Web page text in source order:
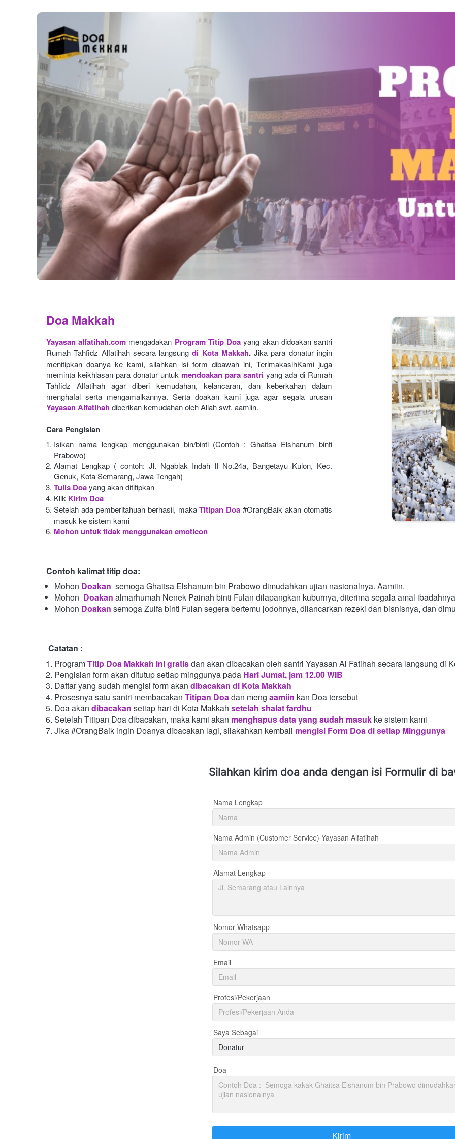
Doa Makkah
Yayasan alfatihah.com mengadakan Program Titip Doa yang akan didoakan santri
Rumah Tahfidz Alfatihah secara langsung di Kota Makkah. Jika para donatur ingin
menitipkan doanya ke kami, silahkan isi form dibawah ini, TerimakasihKami juga
meminta keikhlasan para donatur untuk mendoakan para santri yang ada di Rumah
Tahfidz Alfatihah agar diberi kemudahan, kelancaran, dan keberkahan dalam
menghafal serta mengamalkannya. Serta doakan kami juga agar segala urusan
Yayasan Alfatihah diberikan kemudahan oleh Allah swt. aamiin.
Cara Pengisian
Isikan nama lengkap menggunakan bin/binti (Contoh : Ghaitsa Elshanum binti
Prabowo)
Alamat Lengkap ( contoh: Jl. Ngablak Indah II No.24a, Bangetayu Kulon, Kec.
Genuk, Kota Semarang, Jawa Tengah)
Tulis Doayang akan dititipkan
Klik Kirim Doa
Setelah ada pemberitahuan berhasil, maka Titipan Doa #OrangBaik akan otomatis
masuk ke sistem kami
Mohon untuk tidak menggunakan emoticon
Contoh kalimat titip doa:
Mohon Doakan semoga Ghaitsa Elshanum bin Prabowo dimudahkan ujian nasionalnya. Aamiin.
Mohon Doakan almarhumah Nenek Painah binti Fulan dilapangkan kuburnya, diterima segala amal
Mohon Doakan semoga Zulfa binti Fulan segera bertemu jodohnya, dilancarkan rezeki dan bisnisnya, dan
Catatan :
ProgramTitip Doa Makkah ini gratisdan akan dibacakan oleh santri Yayasan Al Fatihah secara langsung di
Pengisian form akan ditutup setiap minggunya pada Hari Jumat, jam 12.00 WIB
Daftar yang sudah mengisi form akan dibacakan di Kota Makkah
Prosesnya satu santri membacakan Titipan Doadan meng aamiin kan Doa tersebut
Doa akan dibacakan setiap hari di Kota Makkah setelah shalat fardhu
Setelah Titipan Doa dibacakan, maka kami akan menghapus data yang sudah masuk ke sistem kami
Jika #OrangBaik ingin Doanya dibacakan lagi, silakahkan kembali mengisi Form Doa di setiap Minggunya
Silahkan kirim doa anda dengan isi Formulir di
Nama Lengkap
Nama Admin (Customer Service) Yayasan Alfatihah
Alamat Lengkap
Nomor Whatsapp
Email
Profesi/Pekerjaan
Saya Sebagai
Donatur
Doa
`Kirim